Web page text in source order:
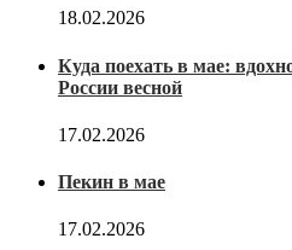
18.02.2026
Куда поехать в мае:
России весной
17.02.2026
Пекин в мае
17.02.2026